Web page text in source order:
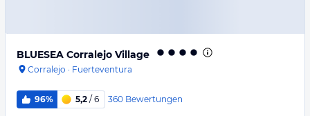
BLUESEA Corralejo Village
Corralejo · Fuerteventura
96% 5,2 / 6 360 Bewertungen